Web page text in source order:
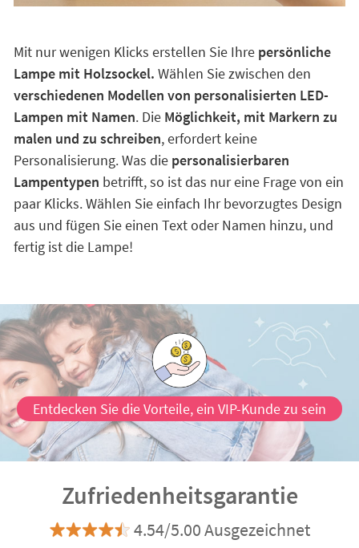
Mit nur wenigen Klicks erstellen Sie Ihre persönliche
Lampe mit Holzsockel. Wählen Sie zwischen den
verschiedenen Modellen von personalisierten LED-
Lampen mit Namen. Die Möglichkeit, mit Markern zu
malen und zu schreiben, erfordert keine
Personalisierung. Was die personalisierbaren
Lampentypen betrifft, so ist das nur eine Frage von ein
paar Klicks. Wählen Sie einfach Ihr bevorzugtes Design
aus und fügen Sie einen Text oder Namen hinzu, und
fertig ist die Lampe!
Entdecken Sie die Vorteile, ein VIP-Kunde zu sein
Zufriedenheitsgarantie
4.54/5.00 Ausgezeichnet